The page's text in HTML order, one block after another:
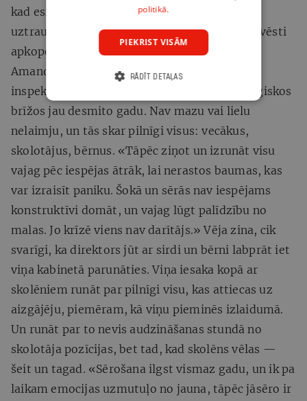
kad esi gatavs padalīties ar mani. Es par tevi
uztraucos, un tu man esi svarīgs,» būtiskāko vēsti
apkopo psiholoģe.
Amanda Vēja vada bērnu tiesību aizsardzības
inspekcijas komandu un dodas uz skolām traģiskos
brīžos jau desmito gadu. Nav mazu vai lielu
nelaimju, un tās skar pilnīgi visus: vecākus,
skolotājus, bērnus. «Tāpēc ziņot un izrunāt visu
vajag pēc iespējas ātrāk, lai nerastos baumas, kas
var izraisīt paniku. Šokā un sērās nav iespējams
konstruktīvi domāt, un vajag lūgt palīdzību no
malas. Jo krīzē viens nav darītājs.» Vēja zina, cik
svarīgi, ka direktors jūt ar sirdi un bērni labprāt iet
viņa kabinetā parunāties. Viņa iesaka kopā ar
skolēniem runāt par pilnīgi visu, kas attiecas uz
aizgājēju, piemēram, kā viņu pieminēs izlaidumā.
Un runāt par to nevis audzināšanas stundā no
skolotāja pozīcijas, bet tad, kad skolēns vēlas —
šeit un tagad. «Sērošana ilgst vismaz gadu, un ik pa
laikam emocijas uzmutuļo no jauna, tāpēc jāsēro ir
politikā.
PIEKRIST VISĀM
RĀDĪT DETAĻAS